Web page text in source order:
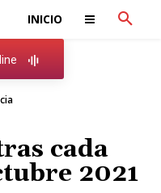
INICIO
cada
2021